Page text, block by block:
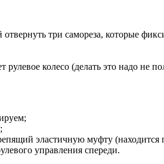
три самореза, которые
рулевое колесо (делать это надо не
эластичную муфту (находится
управления спереди.